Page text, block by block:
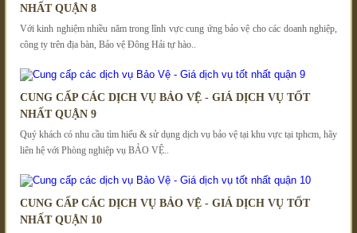
NHẤT QUẬN 8
Với kinh nghiệm nhiều năm trong lĩnh vực cung ứng bảo vệ cho các doanh nghiệp,
công ty trên địa bàn, Bảo vệ Đông Hải tự hào..
CUNG CẤP CÁC DỊCH VỤ BẢO VỆ - GIÁ DỊCH VỤ TỐT
NHẤT QUẬN 9
Quý khách có nhu cầu tìm hiểu & sử dụng dịch vụ bảo vệ tại khu vực tại tphcm, hãy
liên hệ với Phòng nghiệp vụ BẢO VỆ..
CUNG CẤP CÁC DỊCH VỤ BẢO VỆ - GIÁ DỊCH VỤ TỐT
NHẤT QUẬN 10